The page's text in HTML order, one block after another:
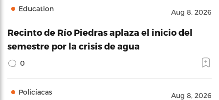
Education Aug 8, 2026
Recinto de Río Piedras aplaza el inicio del
semestre por la crisis de agua
0
Policíacas Aug 8, 2026